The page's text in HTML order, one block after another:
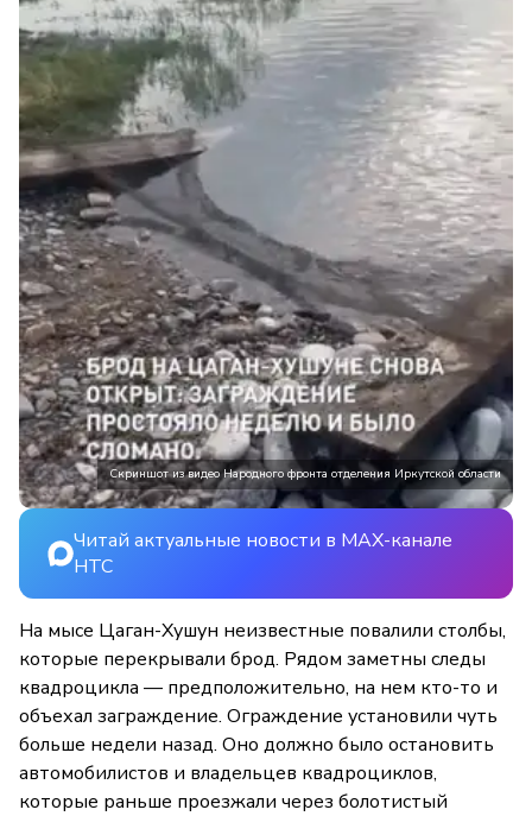
Скриншот из видео Народного фронта отделения Иркутской области
Читай актуальные новости в MAX-канале
НТС
На мысе Цаган-Хушун неизвестные повалили столбы,
которые перекрывали брод. Рядом заметны следы
квадроцикла — предположительно, на нем кто-то и
объехал заграждение. Ограждение установили чуть
больше недели назад. Оно должно было остановить
автомобилистов и владельцев квадроциклов,
которые раньше проезжали через болотистый